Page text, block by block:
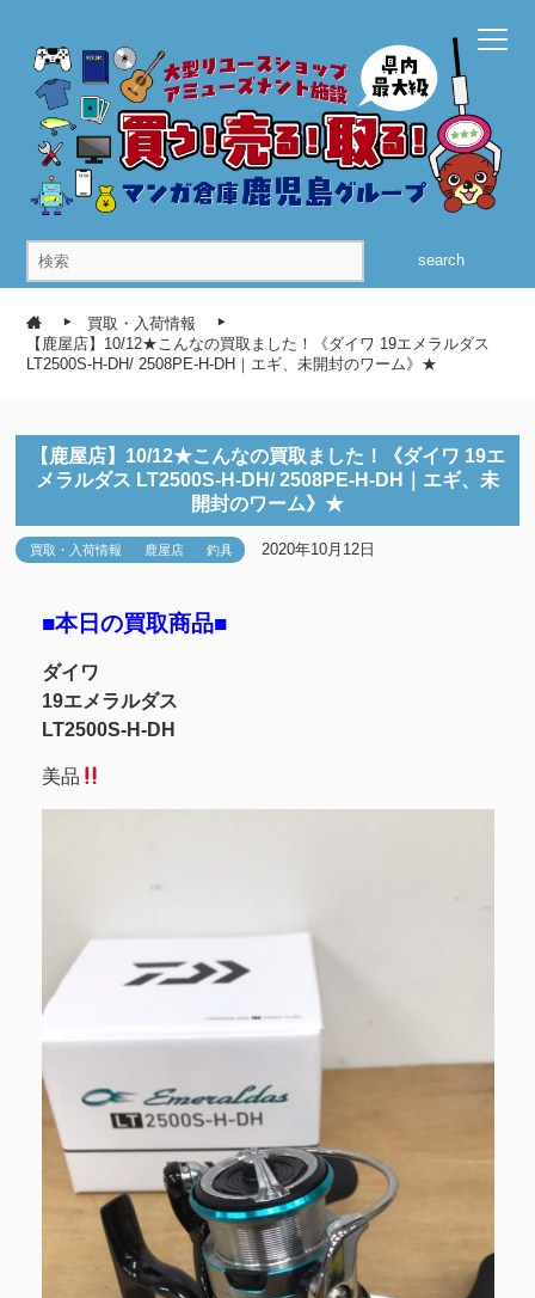
search
買取・入荷情報
【鹿屋店】10/12★こんなの買取ました！《ダイワ 19エメラルダス
LT2500S-H-DH/ 2508PE-H-DH｜エギ、未開封のワーム》★
【鹿屋店】10/12★こんなの買取ました！《ダイワ 19エ
メラルダス LT2500S-H-DH/ 2508PE-H-DH｜エギ、未
開封のワーム》★
買取・入荷情報 鹿屋店 釣具 2020年10月12日
■本日の買取商品■
ダイワ
19エメラルダス
LT2500S-H-DH
美品